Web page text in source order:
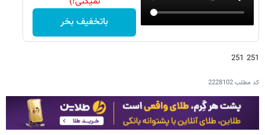
باتخفیف بخر
251 251
کد مطلب2228102